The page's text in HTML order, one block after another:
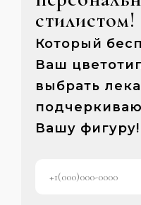
стилистом!
Который
Ваш
выбрать
Вашу фигуру!